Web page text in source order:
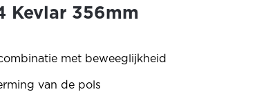
Kevlar 356mm
met beweeglijkheid
van de pols